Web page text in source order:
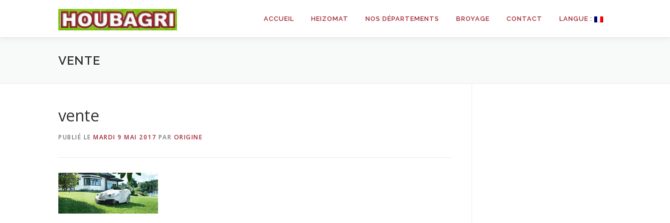
ACCUEIL HEIZOMAT NOS DÉPARTEMENTS BROYAGE CONTACT LANGUE :
VENTE
vente
PUBLIÉ LE MARDI 9 MAI 2017 PAR ORIGINE